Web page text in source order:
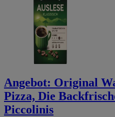
Angebot: Original
Pizza, Die
Piccolinis